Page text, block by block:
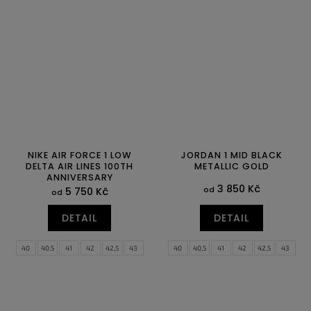
NIKE AIR FORCE 1 LOW
DELTA AIR LINES 100TH
ANNIVERSARY
od 5 750 Kč
DETAIL
40 40,5 41 42 42,5
43
JORDAN 1 MID BLACK
METALLIC GOLD
od 3 850 Kč
DETAIL
40 40,5 41 42 42,5
43